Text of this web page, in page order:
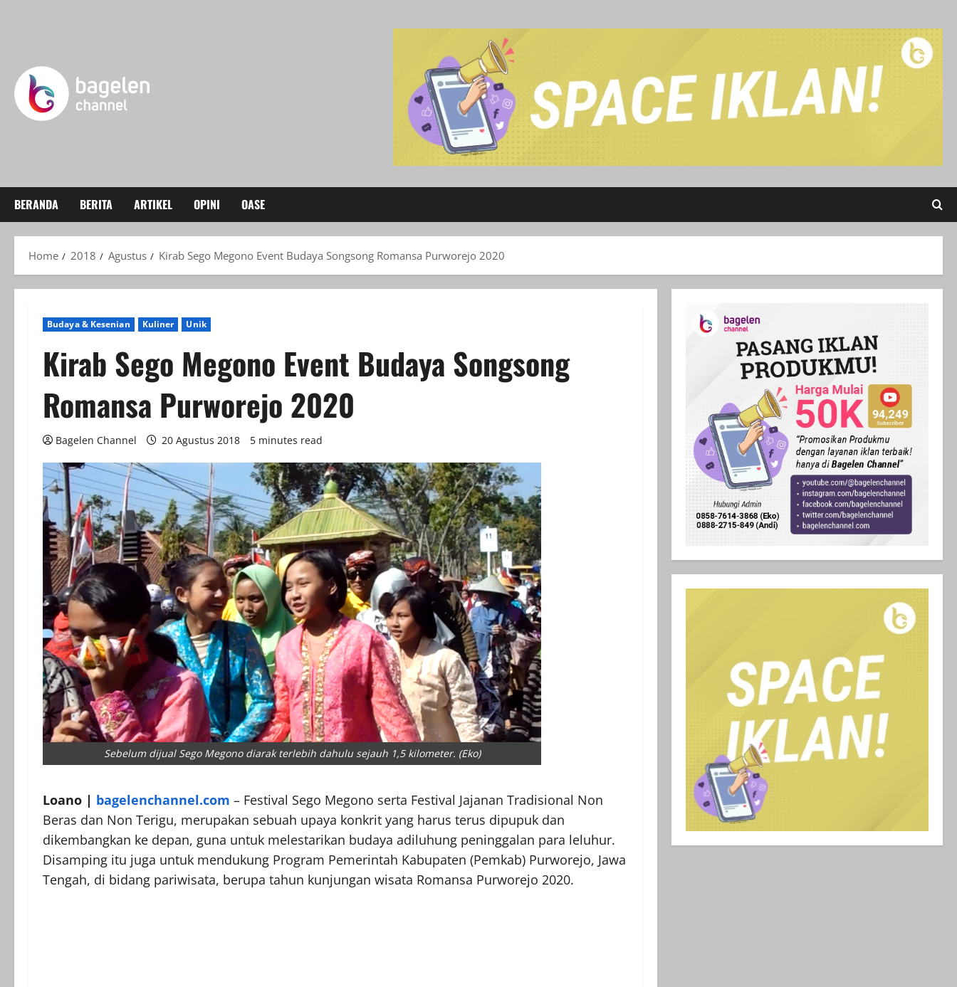
BERANDA BERITA ARTIKEL OPINI OASE
Home 2018 Agustus Kirab Sego Megono Event Budaya Songsong Romansa Purworejo 2020
Budaya & Kesenian Kuliner Unik
Kirab Sego Megono Event Budaya Songsong
Romansa Purworejo 2020
Bagelen Channel 20 Agustus 2018 5 minutes read
Sebelum dijual Sego Megono diarak terlebih dahulu sejauh 1,5 kilometer. (Eko)
Loano | bagelenchannel.com – Festival Sego Megono serta Festival Jajanan Tradisional Non
Beras dan Non Terigu, merupakan sebuah upaya konkrit yang harus terus dipupuk dan
dikembangkan ke depan, guna untuk melestarikan budaya adiluhung peninggalan para leluhur.
Disamping itu juga untuk mendukung Program Pemerintah Kabupaten (Pemkab) Purworejo, Jawa
Tengah, di bidang pariwisata, berupa tahun kunjungan wisata Romansa Purworejo 2020.